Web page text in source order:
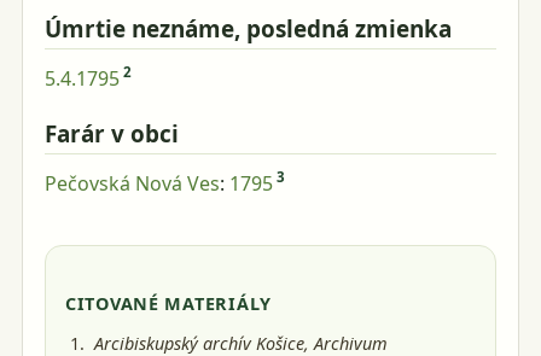
Úmrtie neznáme, posledná zmienka
5.4.1795 2
Farár v obci
Pečovská Nová Ves: 1795 3
CITOVANÉ MATERIÁLY
Arcibiskupský archív Košice, Archivum